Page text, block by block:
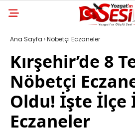
Ana Sayfa ›Nöbetçi Eczaneler
Kırşehir’de 8
Nöbetçi
Oldu! İşte İlçe
Eczaneler